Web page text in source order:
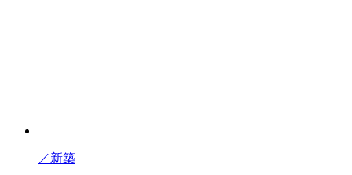
／新築